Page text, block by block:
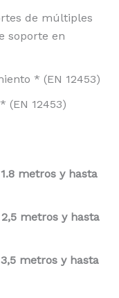
de múltiples
soporte en
* (EN 12453)
(EN 12453)
metros y hasta
metros y hasta
metros y hasta